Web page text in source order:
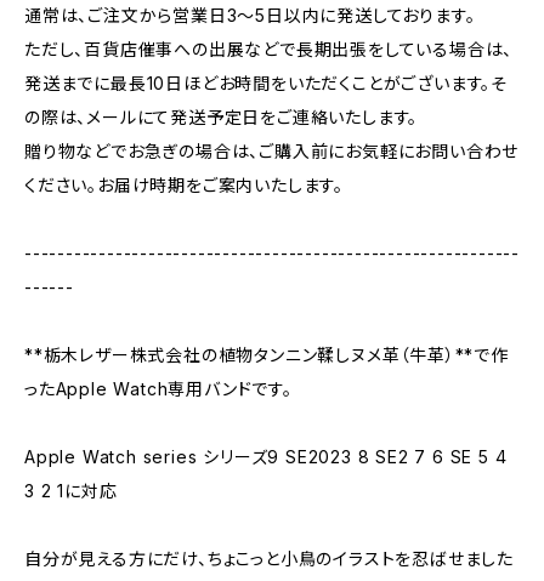
通常は、ご注文から営業日3～5日以内に発送しております。
ただし、百貨店催事への出展などで長期出張をしている場合は、
発送までに最長10日ほどお時間をいただくことがございます。そ
の際は、メールにて発送予定日をご連絡いたします。
贈り物などでお急ぎの場合は、ご購入前にお気軽にお問い合わせ
ください。お届け時期をご案内いたします。
------------------------------------------------------------
------
**栃木レザー株式会社の植物タンニン鞣しヌメ革（牛革）**で作
ったApple Watch専用バンドです。
Apple Watch series シリーズ9 SE2023 8 SE2 7 6 SE 5 4
3 2 1に対応
自分が見える方にだけ、ちょこっと小鳥のイラストを忍ばせました